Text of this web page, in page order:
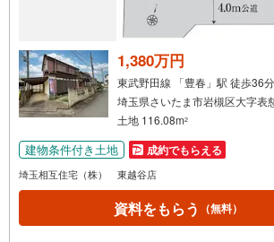
1,380万円
東武野田線 「豊春」駅 徒歩36分
埼玉県さいたま市岩槻区大字表
土地 116.08m2
建物条件付き土地 成約でもらえる
埼玉相互住宅（株） 東越谷店
資料をもらう （無料）